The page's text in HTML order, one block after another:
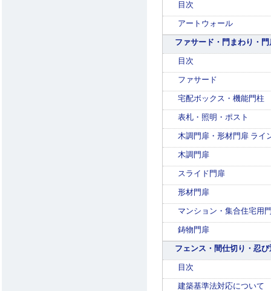
目次
アートウォール
ファサード・門まわり・門
目次
ファサード
宅配ボックス・機能門柱
表札・照明・ポスト
木調門扉・形材門扉 ライ
木調門扉
スライド門扉
形材門扉
マンション・集合住宅用
鋳物門扉
フェンス・間仕切り・忍び
目次
建築基準法対応について